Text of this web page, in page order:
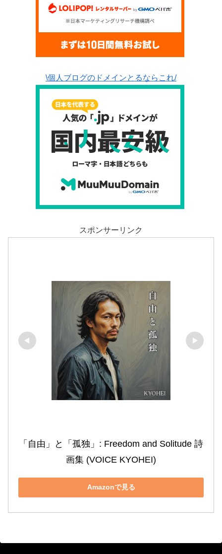
\個人ブログのドメインとるならこれ/
スポンサーリンク
「自由」と「孤独」: Freedom and Solitude 詩
画集 (VOICE KYOHEI)
Amazonで見る